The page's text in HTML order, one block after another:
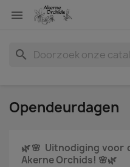

search
Opendeurdagen
🌿🌸 Uitnodiging voor
Akerne Orchids! 🌸🌿